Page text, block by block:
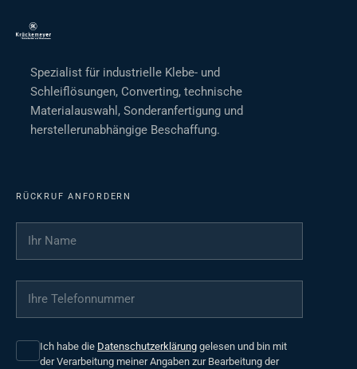
Spezialist für industrielle Klebe- und
Schleiflösungen, Converting, technische
Materialauswahl, Sonderanfertigung und
herstellerunabhängige Beschaffung.
RÜCKRUF ANFORDERN
Ihr Name
Ihre Telefonnummer
Ich habe die Datenschutzerklärung gelesen und bin mit
der Verarbeitung meiner Angaben zur Bearbeitung der